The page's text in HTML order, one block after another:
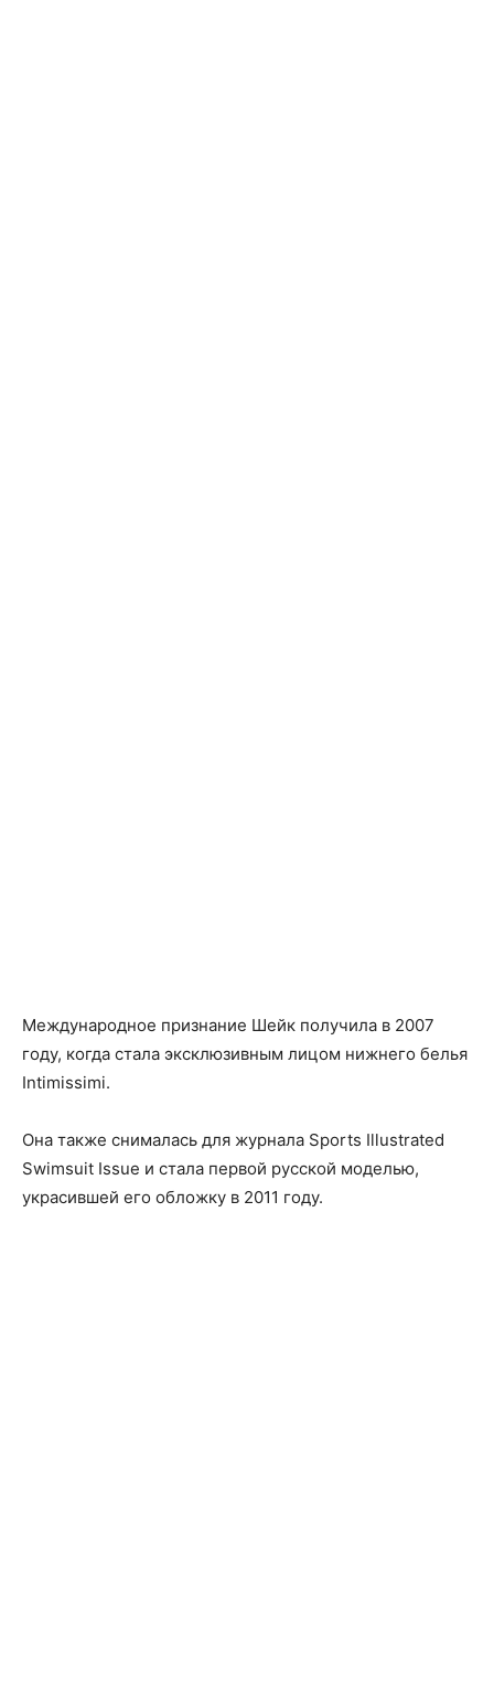
Международное признание Шейк получила в 2007
году, когда стала эксклюзивным лицом нижнего белья
Intimissimi.
Она также снималась для журнала Sports Illustrated
Swimsuit Issue и стала первой русской моделью,
украсившей его обложку в 2011 году.